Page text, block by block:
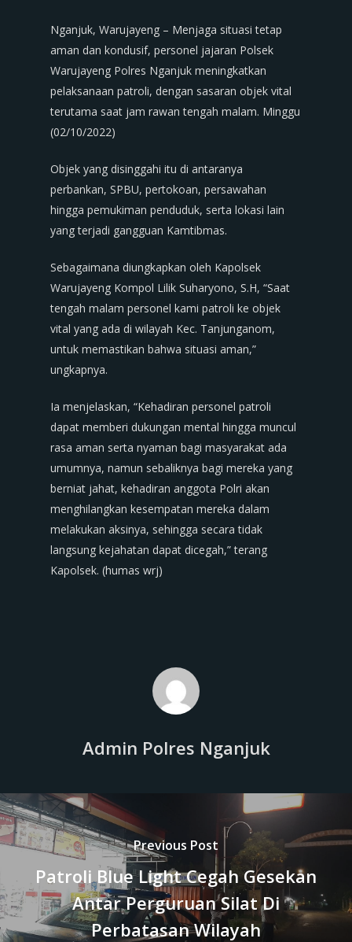
Nganjuk, Warujayeng – Menjaga situasi tetap
aman dan kondusif, personel jajaran Polsek
Warujayeng Polres Nganjuk meningkatkan
pelaksanaan patroli, dengan sasaran objek vital
terutama saat jam rawan tengah malam. Minggu
(02/10/2022)
Objek yang disinggahi itu di antaranya
perbankan, SPBU, pertokoan, persawahan
hingga pemukiman penduduk, serta lokasi lain
yang terjadi gangguan Kamtibmas.
Sebagaimana diungkapkan oleh Kapolsek
Warujayeng Kompol Lilik Suharyono, S.H, “Saat
tengah malam personel kami patroli ke objek
vital yang ada di wilayah Kec. Tanjunganom,
untuk memastikan bahwa situasi aman,”
ungkapnya.
Ia menjelaskan, “Kehadiran personel patroli
dapat memberi dukungan mental hingga muncul
rasa aman serta nyaman bagi masyarakat ada
umumnya, namun sebaliknya bagi mereka yang
berniat jahat, kehadiran anggota Polri akan
menghilangkan kesempatan mereka dalam
melakukan aksinya, sehingga secara tidak
langsung kejahatan dapat dicegah,” terang
Kapolsek. (humas wrj)
Admin Polres Nganjuk
Previous Post
Patroli Blue Light Cegah Gesekan
Antar Perguruan Silat Di
Perbatasan Wilayah